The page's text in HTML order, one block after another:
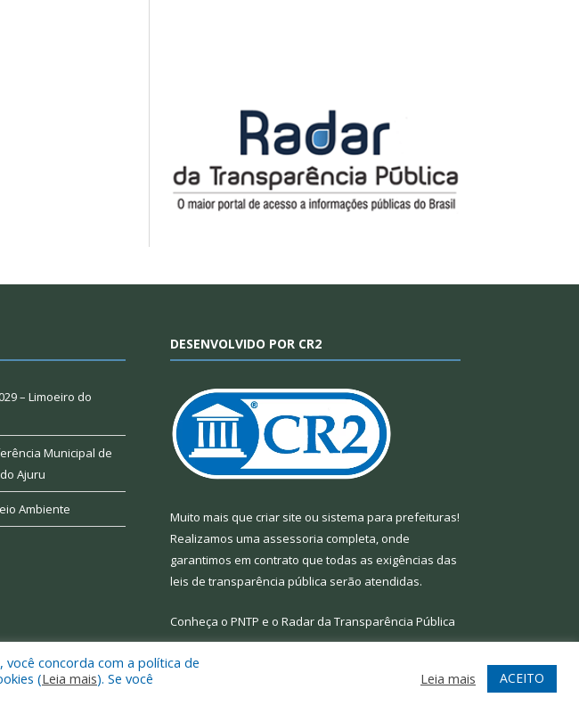
– Limoeiro do
Municipal de
Ajuru
Ambiente
DESENVOLVIDO POR CR2
Muito mais que criar site ou sistema para prefeituras!
Realizamos uma assessoria completa, onde
garantimos em contrato que todas as exigências das
leis de transparência pública serão atendidas.
Conheça o PNTP e o Radar da Transparência Pública
concorda com a política de
(Leia mais). Se você
Leia mais ACEITO